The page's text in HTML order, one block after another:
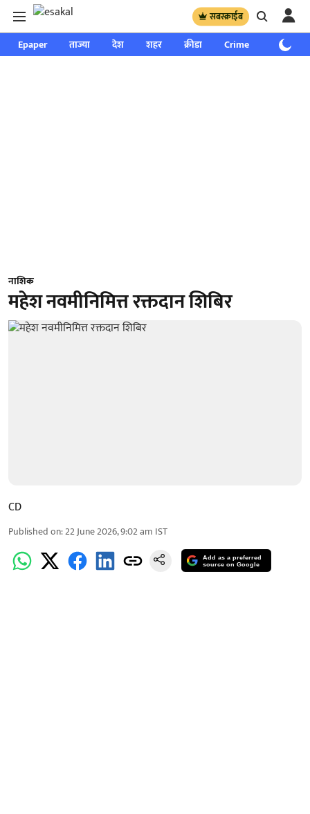
सबस्क्राईब
Epaper ताज्या देश शहर क्रीडा Crime साप्ताहिक
नाशिक
महेश नवमीनिमित्त रक्तदान शिबिर
CD
Published on:22 June 2026, 9:02 am IST
Add as a preferred
source on Google